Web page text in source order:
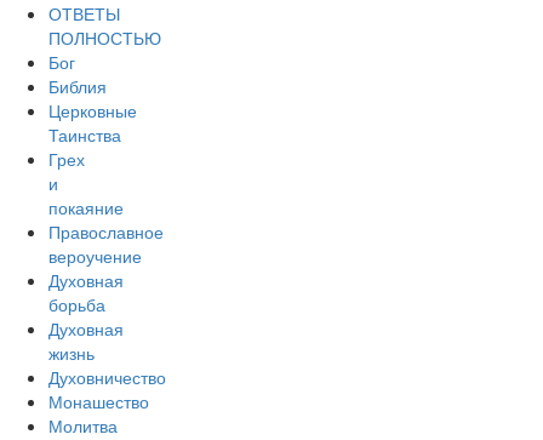
ОТВЕТЫ
ПОЛНОСТЬЮ
Бог
Библия
Церковные
Таинства
Грех
и
покаяние
Православное
вероучение
Духовная
борьба
Духовная
жизнь
Духовничество
Монашество
Молитва